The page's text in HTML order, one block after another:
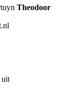
Theodoor
uit